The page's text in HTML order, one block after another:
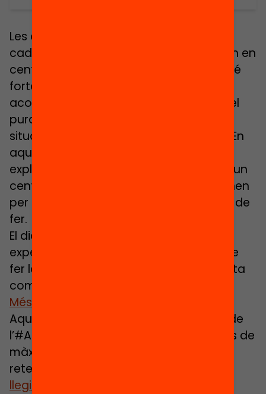
Les docents s’enfronten a nous reptes
cada dia. Especialment les que treballen en
centres on una gran part de l’alumnat té
fortes necessitats de suport i
acompanyament, que van més enllà del
purament acadèmic, vinculades a
situacions de pobresa i exclusió social. En
aquest vídeo diverses docents ens
expliquen què els hi aporta treballar en un
centre complex i quines necessitats tenen
per fer la feina com creuen que l’hauria de
fer.
El dia 22 de març de 2023 compartirem
experiències, motivacions i dificultats de
fer la feina de docent en contextos d’alta
complexitat. T’hi esperem!
Més informació
Aquest acte té a veure amb el capítol de
l’#Anuari2022 “El professorat als centres de
màxima complexitat: com reclutar-lo i
retenir-lo” de la Clara Fontdevila.
llegir-lo aquí